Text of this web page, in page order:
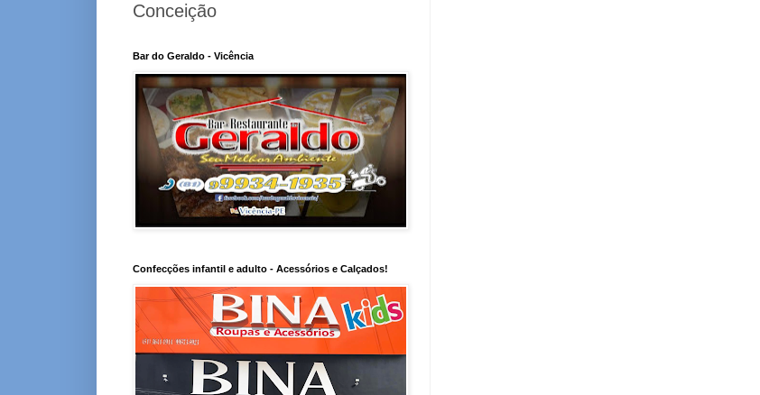
Conceição
Bar do Geraldo - Vicência
Confecções infantil e adulto - Acessórios e Calçados!